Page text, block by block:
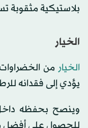
بلاستيكية مثقوبة
الخيار
الخيار من الخضراوات
يؤدي إلى فقدانه
وينصح بحفظه
للحصول على أفضل